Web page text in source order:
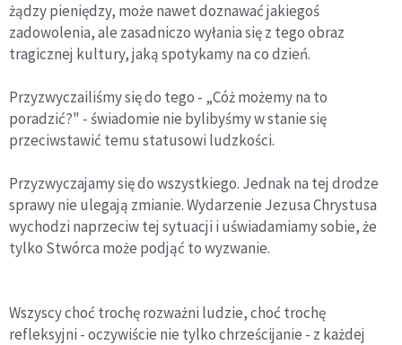
żądzy pieniędzy, może nawet doznawać jakiegoś
zadowolenia, ale zasadniczo wyłania się z tego obraz
tragicznej kultury, jaką spotykamy na co dzień.
Przyzwyczailiśmy się do tego - „Cóż możemy na to
poradzić?" - świadomie nie bylibyśmy w stanie się
przeciwstawić temu statusowi ludzkości.
Przyzwyczajamy się do wszystkiego. Jednak na tej drodze
sprawy nie ulegają zmianie. Wydarzenie Jezusa Chrystusa
wychodzi naprzeciw tej sytuacji i uświadamiamy sobie, że
tylko Stwórca może podjąć to wyzwanie.
Wszyscy choć trochę rozważni ludzie, choć trochę
refleksyjni - oczywiście nie tylko chrześcijanie - z każdej